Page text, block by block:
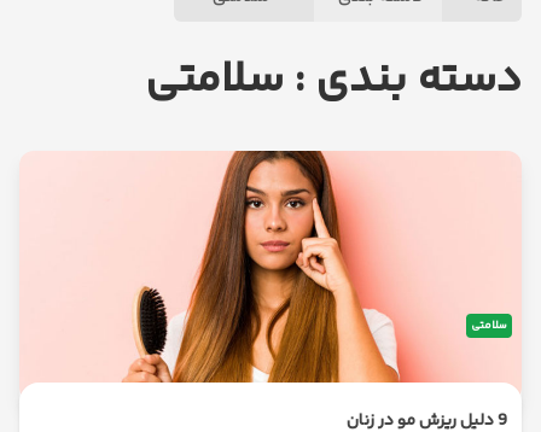
دسته بندی : سلامتی
سلامتی
9 دلیل ریزش مو در زنان
آموزشی
درباره